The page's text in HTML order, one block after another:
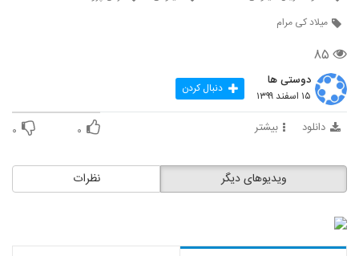
میلاد کی مرام
۸۵
دوستی ها
۱۵ اسفند ۱۳۹۹ دنبال کردن
دانلود بیشتر ۰ ۰
نظرات ویدیوهای دیگر